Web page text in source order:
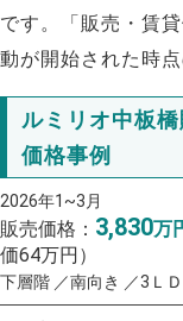
です。「販売・賃
動が開始された時
ルミリオ中板
価格事例
2026年1~3月
販売価格： 3,830万
価64万円）
下層階 ／南向き ／3Ｌ